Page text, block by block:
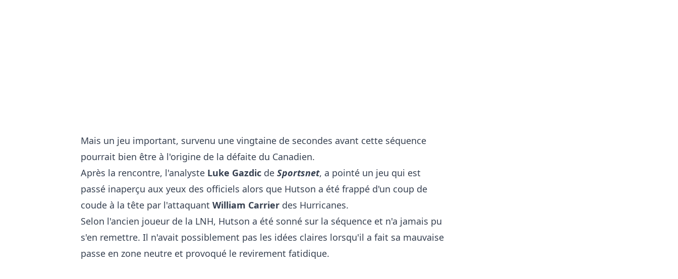
Mais un jeu important, survenu une vingtaine de secondes avant cette séquence
pourrait bien être à l'origine de la défaite du Canadien.
Après la rencontre, l'analyste Luke Gazdic de Sportsnet, a pointé un jeu qui est
passé inaperçu aux yeux des officiels alors que Hutson a été frappé d'un coup de
coude à la tête par l'attaquant William Carrier des Hurricanes.
Selon l'ancien joueur de la LNH, Hutson a été sonné sur la séquence et n'a jamais pu
s'en remettre. Il n'avait possiblement pas les idées claires lorsqu'il a fait sa mauvaise
passe en zone neutre et provoqué le revirement fatidique.